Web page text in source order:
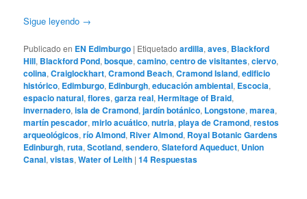
Sigue leyendo →
Publicado en EN Edimburgo | Etiquetado ardilla,aves, Blackford
Hill, Blackford Pond,bosque,camino,centro de visitantes,ciervo,
colina,Craiglockhart,Cramond Beach,Cramond Island,edificio
histórico, Edimburgo, Edinburgh,educación ambiental, Escocia,
espacio natural,flores,garza real,Hermitage of Braid,
invernadero,isla de Cramond,jardín botánico, Longstone,marea,
martín pescador,mirlo acuático,nutria,playa de Cramond,restos
arqueológicos,río Almond, River Almond, Royal Botanic Gardens
Edinburgh,ruta,Scotland,sendero,Slateford Aqueduct, Union
Canal,vistas,Water of Leith |14 Respuestas